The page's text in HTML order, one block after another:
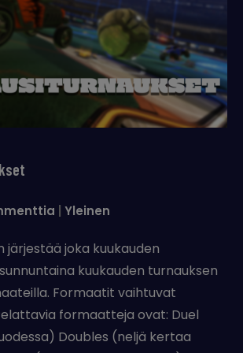
| Yleinen
järjestää joka kuukauden
kuukauden turnauksen
Formaatit vaihtuvat
formaatteja ovat: Duel
Doubles (neljä kertaa